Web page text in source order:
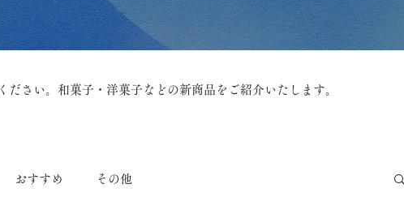
さい。和菓子・洋菓子などの新商品をご紹介いたします。
おすすめ その他